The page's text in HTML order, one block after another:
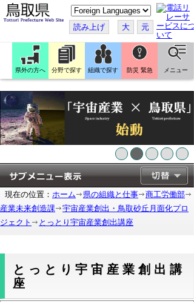
こ
の
ペ
ー
ジ
翻
訳
す
る
読み上げ 大 元
県外の方へ 分野で探す 組織で探す 防災 緊急 メニュー
現在の位置： ホーム 県の組織と仕事
商工労働部
産業未来創造課
宇宙産業創出・鳥取砂丘月面化プロ
ジェクト
とっとり宇宙産業創出講座
とっとり宇宙産業創出講
座